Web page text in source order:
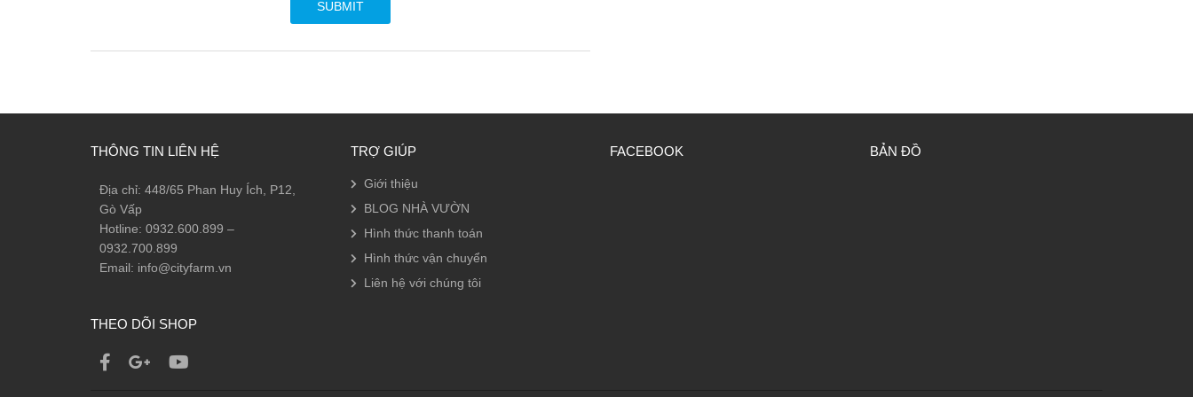
THÔNG TIN LIÊN HỆ
Địa chỉ: 448/65 Phan Huy Ích, P12,
Gò Vấp
Hotline: 0932.600.899 –
0932.700.899
Email: info@cityfarm.vn
THEO DÕI SHOP
TRỢ GIÚP
Giới thiệu
BLOG NHÀ VƯỜN
Hình thức thanh toán
Hình thức vận chuyển
Liên hệ với chúng tôi
FACEBOOK BẢN ĐỒ